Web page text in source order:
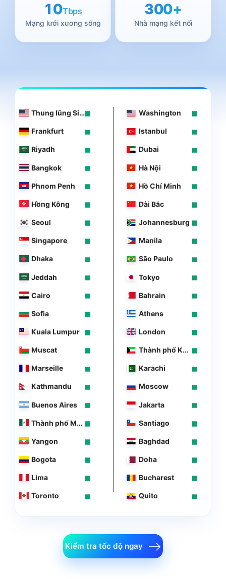
10Tbps
Mạng lưới xương sống
300+
Nhà mạng kết nối
Thung lũng Silicon Washington
Frankfurt Istanbul
Riyadh Dubai
Bangkok Hà Nội
Phnom Penh Hồ Chí Minh
Hồng Kông Đài Bắc
Seoul Johannesburg
Singapore Manila
Dhaka São Paulo
Jeddah Tokyo
Cairo Bahrain
Sofia Athens
Kuala Lumpur London
Muscat Thành phố Kuwait
Marseille Karachi
Kathmandu Moscow
Buenos Aires Jakarta
Thành phố Mexico Santiago
Yangon Baghdad
Bogota Doha
Lima Bucharest
Toronto Quito
Kiểm tra tốc độ ngay